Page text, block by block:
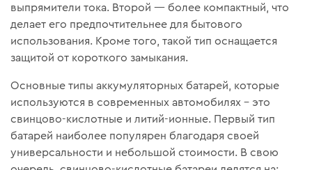
выпрямители тока. Второй — более компактный, что
делает его предпочтительнее для бытового
использования. Кроме того, такой тип оснащается
защитой от короткого замыкания.
Основные типы аккумуляторных батарей, которые
используются в современных автомобилях – это
свинцово-кислотные и литий-ионные. Первый тип
батарей наиболее популярен благодаря своей
универсальности и небольшой стоимости. В свою